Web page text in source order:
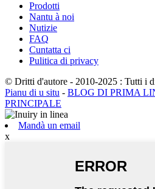
Prodotti
Nantu à noi
Nutizie
FAQ
Cuntatta ci
Pulitica di privacy
© Dritti d'autore - 2010-2025 : Tutti i
Pianu di u situ - BLOG DI PRIMA
PRINCIPALE
Mandà un email
x